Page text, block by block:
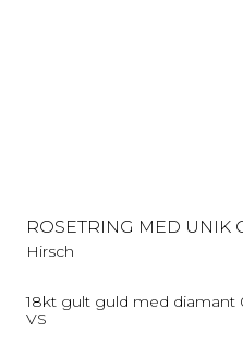
ROSETRING MED UNIK
Hirsch
18kt gult guld med
VS